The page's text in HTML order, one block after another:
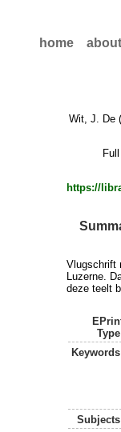
home about
Wit, J. De
https://
Vlugschrift
Luzerne.
deze teelt